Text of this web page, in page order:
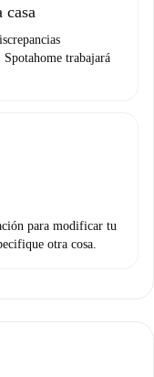
casa
trabajará
para modificar tu
otra cosa.